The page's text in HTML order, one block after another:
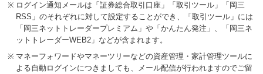
※ ログイン通知メールは「証券総合取引口座」「取引ツール」「岡三
RSS」のそれぞれに対して設定することができ、「取引ツール」には
「岡三ネットトレーダープレミアム」や「かんたん発注」、「岡三ネ
ットトレーダーWEB2」などが含まれます。
※ マネーフォワードやマネーツリーなどの資産管理・家計管理ツールに
よる自動ログインにつきましても、メール配信が行われますのでご留